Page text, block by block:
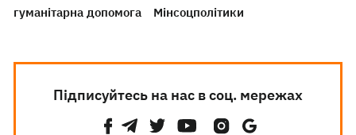
гуманітарна допомога
Мінсоцполітики
Підписуйтесь на нас в соц. мережах